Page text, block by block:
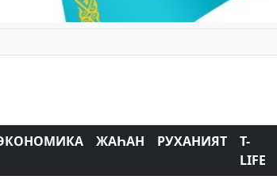
ЖАҺАН РУХАНИЯТ
T-
LIFE